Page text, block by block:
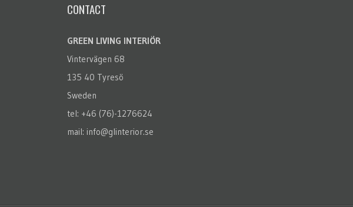
CONTACT
GREEN LIVING INTERIÖR
Vintervägen 68
135 40 Tyresö
Sweden
tel: +46 (76)-1276624
mail: info@glinterior.se